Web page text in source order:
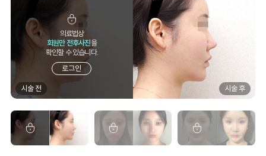
의료법상
회원만 전후사진을
확인할 수 있습니다.
로그인